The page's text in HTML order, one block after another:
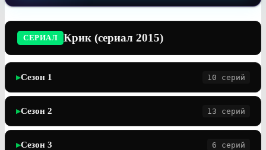
СЕРИАЛ Крик (сериал 2015)
▶Сезон 1 10 серий
▶Сезон 2 13 серий
▶Сезон 3 6 серий